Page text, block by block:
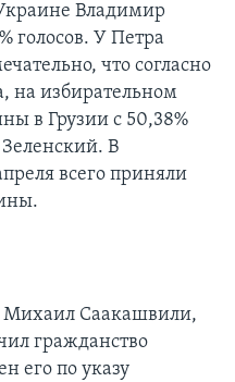
Владимир
голосов. У Петра
что согласно
на избирательном
в Грузии с 50,38%
В
всего приняли
Михаил Саакашвили,
гражданство
его по указу